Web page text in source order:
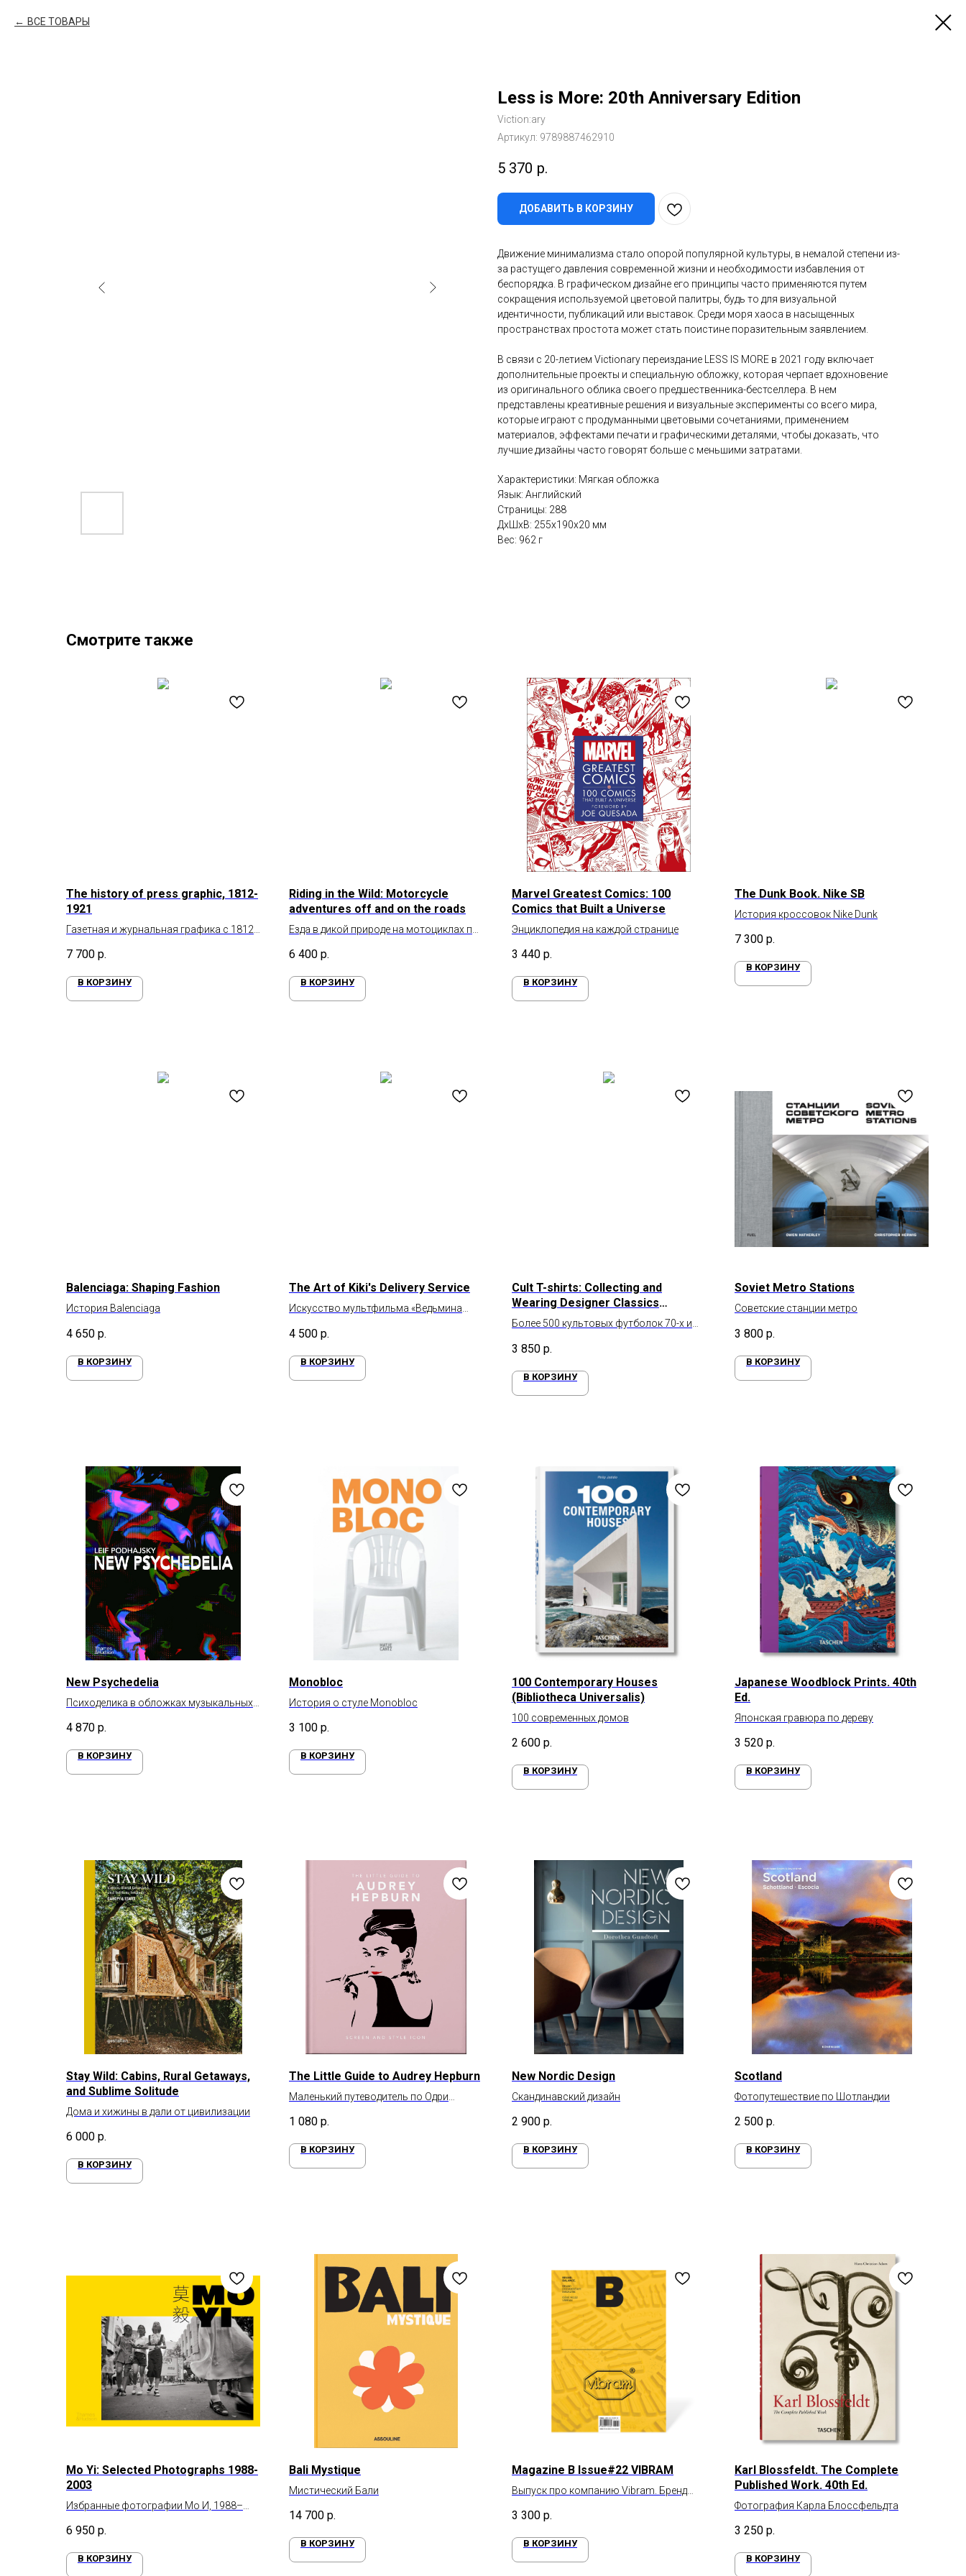
ВСЕ ТОВАРЫ
Less is More: 20th Anniversary Edition
Viction:ary
Артикул: 9789887462910
5 370 р.
ДОБАВИТЬ В КОРЗИНУ
Движение минимализма стало опорой популярной культуры, в немалой степени из-
за растущего давления современной жизни и необходимости избавления от
беспорядка. В графическом дизайне его принципы часто применяются путем
сокращения используемой цветовой палитры, будь то для визуальной
идентичности, публикаций или выставок. Среди моря хаоса в насыщенных
пространствах простота может стать поистине поразительным заявлением.
В связи с 20-летием Victionary переиздание LESS IS MORE в 2021 году включает
дополнительные проекты и специальную обложку, которая черпает вдохновение
из оригинального облика своего предшественника-бестселлера. В нем
представлены креативные решения и визуальные эксперименты со всего мира,
которые играют с продуманными цветовыми сочетаниями, применением
материалов, эффектами печати и графическими деталями, чтобы доказать, что
лучшие дизайны часто говорят больше с меньшими затратами.
Характеристики: Мягкая обложка
Язык: Английский
Страницы: 288
ДxШxВ: 255x190x20 мм
Вес: 962 г
Смотрите также
The history of press graphic, 1812-
1921
Газетная и журнальная графика с 1812
7 700 р.
В КОРЗИНУ
Riding in the Wild: Motorcycle
adventures off and on the roads
Езда в дикой природе на мотоциклах по
6 400 р.
В КОРЗИНУ
Marvel Greatest Comics: 100
Comics that Built a Universe
Энциклопедия на каждой странице
3 440 р.
В КОРЗИНУ
The Dunk Book. Nike SB
История кроссовок Nike Dunk
7 300 р.
В КОРЗИНУ
Balenciaga: Shaping Fashion
История Balenciaga
4 650 р.
В КОРЗИНУ
The Art of Kiki's Delivery Service
Искусство мультфильма «Ведьмина
4 500 р.
В КОРЗИНУ
Cult T-shirts: Collecting and
Wearing Designer Classics
(Vintage t-shirts)
Более 500 культовых футболок 70-х и
3 850 р.
В КОРЗИНУ
Soviet Metro Stations
Советские станции метро
3 800 р.
В КОРЗИНУ
New Psychedelia
Психоделика в обложках музыкальных
4 870 р.
В КОРЗИНУ
Monobloc
История о стуле Monobloc
3 100 р.
В КОРЗИНУ
100 Contemporary Houses
(Bibliotheca Universalis)
100 современных домов
2 600 р.
В КОРЗИНУ
Japanese Woodblock Prints. 40th
Ed.
Японская гравюра по дереву
3 520 р.
В КОРЗИНУ
Stay Wild: Cabins, Rural Getaways,
and Sublime Solitude
Дома и хижины в дали от цивилизации
6 000 р.
В КОРЗИНУ
The Little Guide to Audrey Hepburn
Маленький путеводитель по Одри
1 080 р.
В КОРЗИНУ
New Nordic Design
Скандинавский дизайн
2 900 р.
В КОРЗИНУ
Scotland
Фотопутешествие по Шотландии
2 500 р.
В КОРЗИНУ
Mo Yi: Selected Photographs 1988-
2003
Избранные фотографии Мо И, 1988–
6 950 р.
В КОРЗИНУ
Bali Mystique
Мистический Бали
14 700 р.
В КОРЗИНУ
Magazine B Issue#22 VIBRAM
Выпуск про компанию Vibram. Бренд
кроссовок
3 300 р.
В КОРЗИНУ
Karl Blossfeldt. The Complete
Published Work. 40th Ed.
Фотография Карла Блоссфельдта
3 250 р.
В КОРЗИНУ